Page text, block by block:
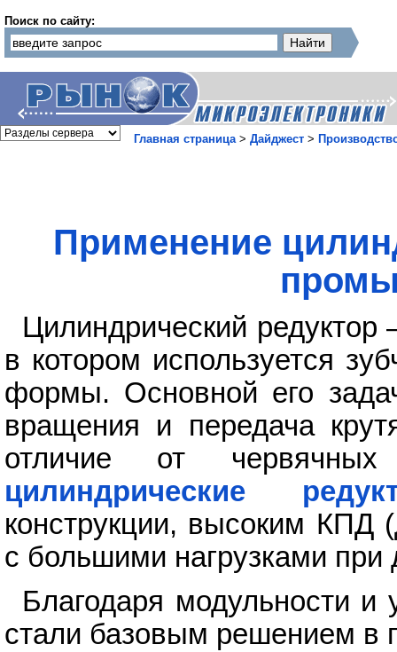
Поиск по сайту:
Главная страница> Дайджест >
Применение
Цилиндрический
в котором используется
формы. Основной его
вращения и передача
отличие от
цилиндрические
конструкции, высоким КПД
с большими нагрузками при
Благодаря модульности и
стали базовым решением в